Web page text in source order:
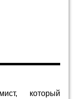
который